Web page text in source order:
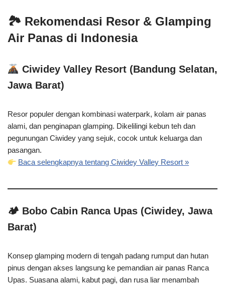
🏞 Rekomendasi Resor & Glamping
Air Panas di Indonesia
Ciwidey Valley Resort (Bandung Selatan,
Jawa Barat)
Resor populer dengan kombinasi waterpark, kolam air panas
alami, dan penginapan glamping. Dikelilingi kebun teh dan
pegunungan Ciwidey yang sejuk, cocok untuk keluarga dan
pasangan.
Baca selengkapnya tentang Ciwidey Valley Resort »
🏕 Bobo Cabin Ranca Upas (Ciwidey, Jawa
Barat)
Konsep glamping modern di tengah padang rumput dan hutan
pinus dengan akses langsung ke pemandian air panas Ranca
Upas. Suasana alami, kabut pagi, dan rusa liar menambah